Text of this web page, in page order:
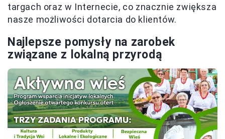
targach oraz w Internecie, co znacznie zwiększa
nasze możliwości dotarcia do klientów.
Najlepsze pomysły na zarobek
związane z lokalną przyrodą